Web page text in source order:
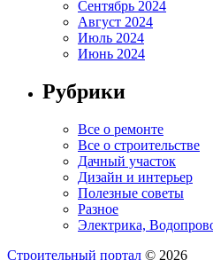
Сентябрь 2024
Август 2024
Июль 2024
Июнь 2024
Рубрики
Все о ремонте
Все о строительстве
Дачный участок
Дизайн и интерьер
Полезные советы
Разное
Электрика,
Строительный портал © 2026